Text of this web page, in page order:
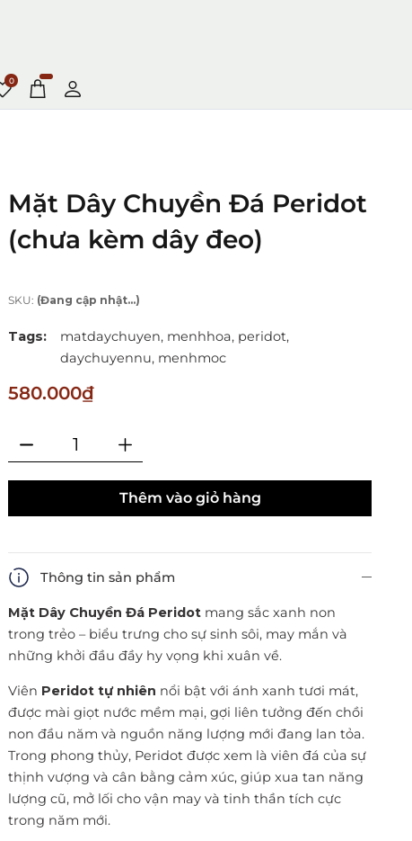
0
Mặt Dây Chuyền Đá Peridot
(chưa kèm dây đeo)
SKU: (Đang cập nhật...)
Tags: matdaychuyen, menhhoa, peridot,
daychuyennu, menhmoc
580.000₫
Thêm vào giỏ hàng
Thông tin sản phẩm
Mặt Dây Chuyền Đá Peridot mang sắc xanh non
trong trẻo – biểu trưng cho sự sinh sôi, may mắn và
những khởi đầu đầy hy vọng khi xuân về.
Viên Peridot tự nhiên nổi bật với ánh xanh tươi mát,
được mài giọt nước mềm mại, gợi liên tưởng đến chồi
non đầu năm và nguồn năng lượng mới đang lan tỏa.
Trong phong thủy, Peridot được xem là viên đá của sự
thịnh vượng và cân bằng cảm xúc, giúp xua tan năng
lượng cũ, mở lối cho vận may và tinh thần tích cực
trong năm mới.